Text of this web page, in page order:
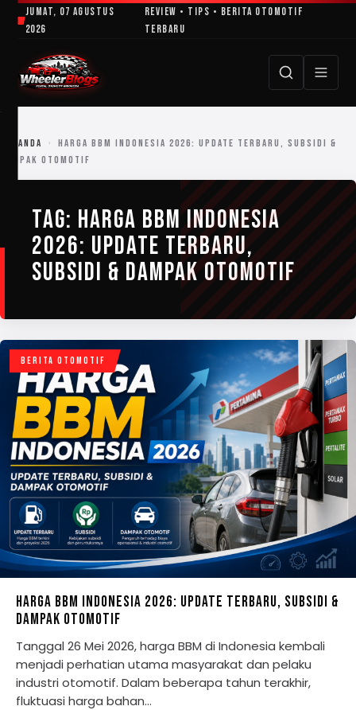
LewatiJumat, 07 Agustus
2026
Review • Tips • Berita Otomotif
Terbaru
BERANDA ›
HARGA BBM INDONESIA 2026: UPDATE TERBARU, SUBSIDI &
DAMPAK OTOMOTIF
TAG: HARGA BBM INDONESIA
2026: UPDATE TERBARU,
SUBSIDI & DAMPAK OTOMOTIF
BERITA OTOMOTIF
HARGA BBM INDONESIA 2026: UPDATE TERBARU, SUBSIDI &
DAMPAK OTOMOTIF
Tanggal 26 Mei 2026, harga BBM di Indonesia kembali
menjadi perhatian utama masyarakat dan pelaku
industri otomotif. Dalam beberapa tahun terakhir,
fluktuasi harga bahan…